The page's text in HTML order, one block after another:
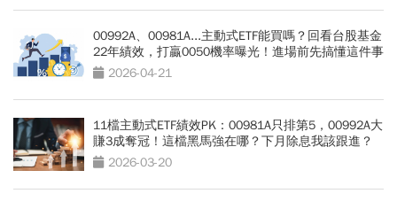
00992A、00981A...主動式ETF能買嗎？回看台股基金
22年績效，打贏0050機率曝光！進場前先搞懂這件事
2026-04-21
11檔主動式ETF績效PK：00981A只排第5，00992A大
賺3成奪冠！這檔黑馬強在哪？下月除息我該跟進？
2026-03-20